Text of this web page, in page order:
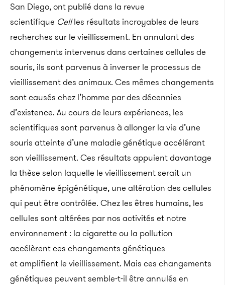
San Diego, ont publié dans la revue
scientifique Cellles résultats incroyables de leurs
recherches sur le vieillissement. En annulant des
changements intervenus dans certaines cellules de
souris, ils sont parvenus à inverser le processus de
vieillissement des animaux. Ces mêmes changements
sont causés chez l’homme par des décennies
d’existence. Au cours de leurs expériences, les
scientifiques sont parvenus à allonger la vie d’une
souris atteinte d’une maladie génétique accélérant
son vieillissement. Ces résultats appuient davantage
la thèse selon laquelle le vieillissement serait un
phénomène épigénétique, une altération des cellules
qui peut être contrôlée. Chez les êtres humains, les
cellules sont altérées par nos activités et notre
environnement : la cigarette ou la pollution
accélèrent ces changements génétiques
et amplifient le vieillissement. Mais ces changements
génétiques peuvent semble-t-il être annulés en